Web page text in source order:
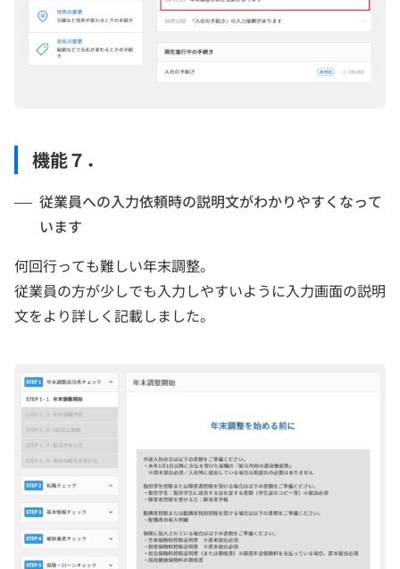
機能７．
従業員への入力依頼時の説明文がわかりやすくなって
います
何回行っても難しい年末調整。
従業員の方が少しでも入力しやすいように入力画面の説明
文をより詳しく記載しました。